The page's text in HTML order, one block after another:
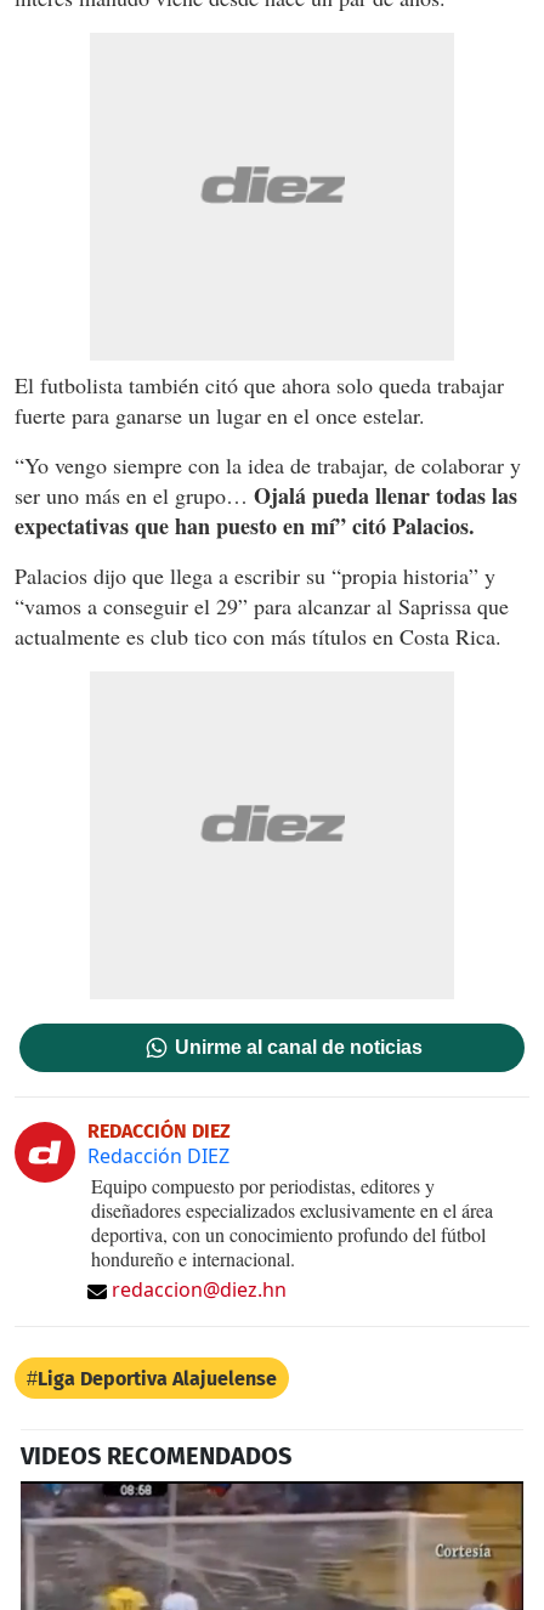
El futbolista también citó que ahora solo queda trabajar
fuerte para ganarse un lugar en el once estelar.
“Yo vengo siempre con la idea de trabajar, de colaborar y
ser uno más en el grupo… Ojalá pueda llenar todas las
expectativas que han puesto en mí” citó Palacios.
Palacios dijo que llega a escribir su “propia historia” y
“vamos a conseguir el 29” para alcanzar al Saprissa que
actualmente es club tico con más títulos en Costa Rica.
Unirme al canal de noticias
REDACCIÓN DIEZ
Redacción DIEZ
Equipo compuesto por periodistas, editores y
diseñadores especializados exclusivamente en el área
deportiva, con un conocimiento profundo del fútbol
hondureño e internacional.
redaccion@diez.hn
Liga Deportiva Alajuelense
VIDEOS RECOMENDADOS